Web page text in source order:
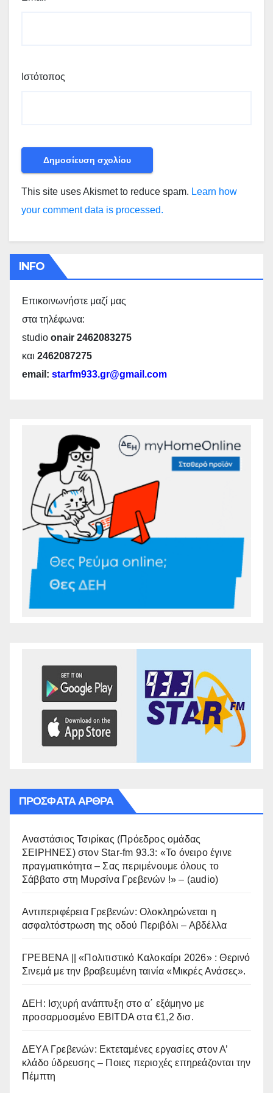
Ιστότοπος
This site uses Akismet to reduce spam. Learn how
your comment data is processed.
INFO
Επικοινωνήστε μαζί μας
στα τηλέφωνα:
studio onair 2462083275
και 2462087275
email: starfm933.gr@gmail.com
ΠΡΌΣΦΑΤΑ ΆΡΘΡΑ
Αναστάσιος Τσιρίκας (Πρόεδρος ομάδας
ΣΕΙΡΗΝΕΣ) στον Star-fm 93.3: «Το όνειρο έγινε
πραγματικότητα – Σας περιμένουμε όλους το
Σάββατο στη Μυρσίνα Γρεβενών !» – (audio)
Αντιπεριφέρεια Γρεβενών: Ολοκληρώνεται η
ασφαλτόστρωση της οδού Περιβόλι – Αβδέλλα
ΓΡΕΒΕΝΑ || «Πολιτιστικό Καλοκαίρι 2026» : Θερινό
Σινεμά με την βραβευμένη ταινία «Μικρές Ανάσες».
ΔΕΗ: Ισχυρή ανάπτυξη στο α΄ εξάμηνο με
προσαρμοσμένο EBITDA στα €1,2 δισ.
ΔΕΥΑ Γρεβενών: Εκτεταμένες εργασίες στον Α’
κλάδο ύδρευσης – Ποιες περιοχές επηρεάζονται την
Πέμπτη